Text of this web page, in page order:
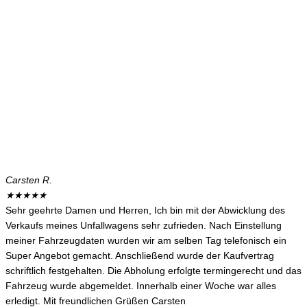
Carsten R.
★★★★★
Sehr geehrte Damen und Herren, Ich bin mit der Abwicklung des
Verkaufs meines Unfallwagens sehr zufrieden. Nach Einstellung
meiner Fahrzeugdaten wurden wir am selben Tag telefonisch ein
Super Angebot gemacht. Anschließend wurde der Kaufvertrag
schriftlich festgehalten. Die Abholung erfolgte termingerecht und das
Fahrzeug wurde abgemeldet. Innerhalb einer Woche war alles
erledigt. Mit freundlichen Grüßen Carsten